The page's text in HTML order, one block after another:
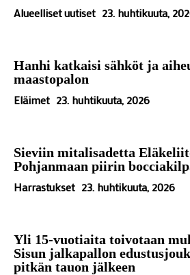
Alueelliset uutiset 23. huhtikuuta,
Hanhi katkaisi sähköt ja
maastopalon
Eläimet 23. huhtikuuta, 2026
Sieviin mitalisadetta
Pohjanmaan piirin
Harrastukset 23. huhtikuuta, 2026
Yli 15-vuotiaita toivotaan
Sisun jalkapallon
pitkän tauon jälkeen